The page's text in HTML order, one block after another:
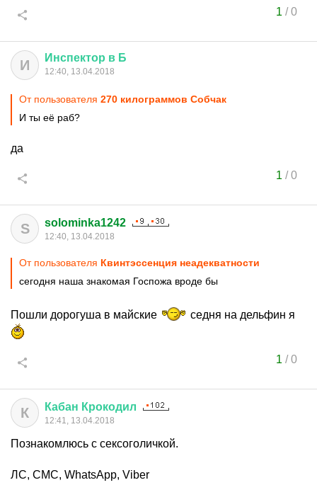
1 /0
И Инспектор в Б
12:40, 13.04.2018
От пользователя 270 килограммов Собчак
И ты её раб?
да
1 /0
S solominka1242
12:40, 13.04.2018
От пользователя Квинтэссенция неадекватности
сегодня наша знакомая Госпожа вроде бы
Пошли дорогуша в майские седня на дельфин я
1 /0
К Кабан Крокодил
12:41, 13.04.2018
Познакомлюсь с сексоголичкой.
ЛС, СМС, WhatsApp, Viber